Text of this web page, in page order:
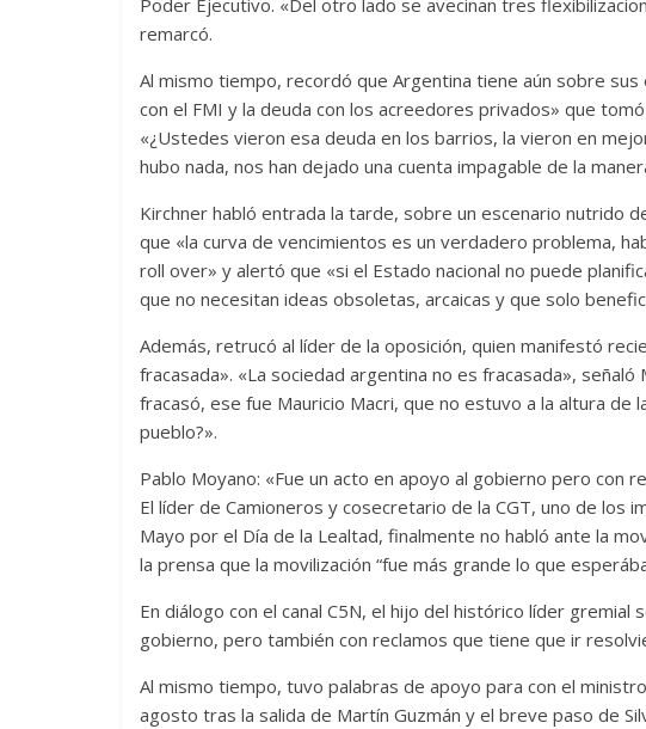
remarcó.
Al mismo tiempo, recordó que Argentina tiene aún sobre
con el FMI y la deuda con los acreedores privados» que
«¿Ustedes vieron esa deuda en los barrios, la vieron en
hubo nada, nos han dejado una cuenta impagable de la
Kirchner habló entrada la tarde, sobre un escenario nutrido
que «la curva de vencimientos es un verdadero problema,
roll over» y alertó que «si el Estado nacional no puede
que no necesitan ideas obsoletas, arcaicas y que solo
Además, retrucó al líder de la oposición, quien manifestó
fracasada». «La sociedad argentina no es fracasada»,
fracasó, ese fue Mauricio Macri, que no estuvo a la altura de
pueblo?».
Pablo Moyano: «Fue un acto en apoyo al gobierno pero con
El líder de Camioneros y cosecretario de la CGT, uno de los
Mayo por el Día de la Lealtad, finalmente no habló ante la
la prensa que la movilización “fue más grande lo que
En diálogo con el canal C5N, el hijo del histórico líder
gobierno, pero también con reclamos que tiene que ir
Al mismo tiempo, tuvo palabras de apoyo para con el
agosto tras la salida de Martín Guzmán y el breve paso de